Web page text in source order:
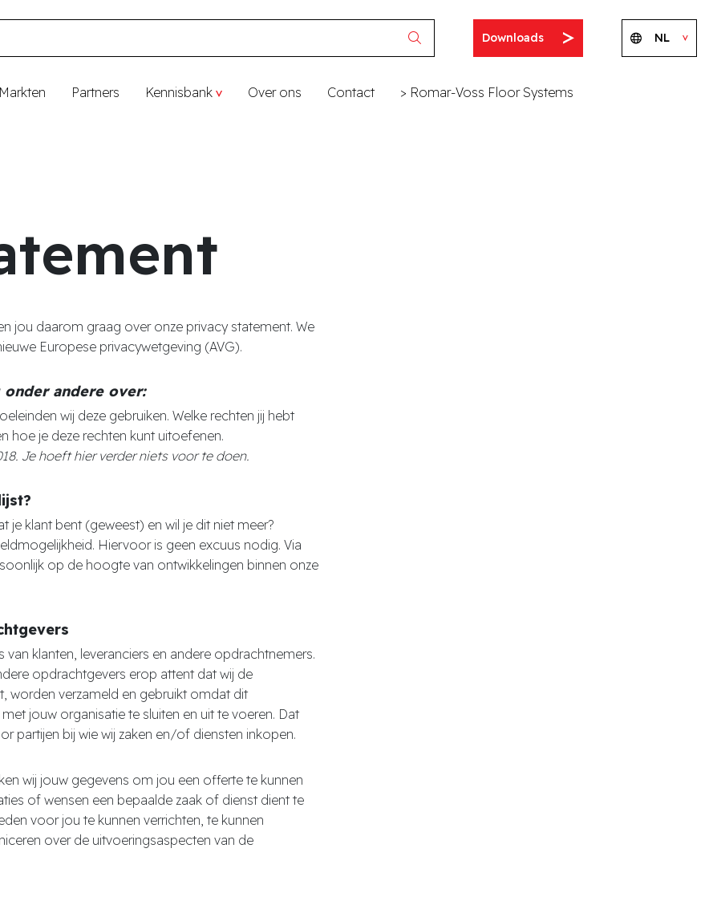
Downloads NL
Markten Partners Kennisbank Over ons Contact > Romar-Voss Floor Systems
jou daarom graag over onze privacy statement. We
Europese privacywetgeving (AVG).
andere over:
wij deze gebruiken. Welke rechten jij hebt
hoe je deze rechten kunt uitoefenen.
Je hoeft hier verder niets voor te doen.
klant bent (geweest) en wil je dit niet meer?
Hiervoor is geen excuus nodig. Via
op de hoogte van ontwikkelingen binnen onze
klanten, leveranciers en andere opdrachtnemers.
opdrachtgevers erop attent dat wij de
worden verzameld en gebruikt omdat dit
jouw organisatie te sluiten en uit te voeren. Dat
partijen bij wie wij zaken en/of diensten inkopen.
wij jouw gegevens om jou een offerte te kunnen
of wensen een bepaalde zaak of dienst dient te
voor jou te kunnen verrichten, te kunnen
over de uitvoeringsaspecten van de